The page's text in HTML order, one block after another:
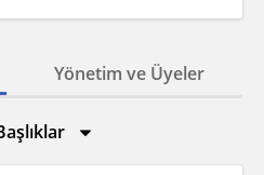
Yönetim ve Üyeler